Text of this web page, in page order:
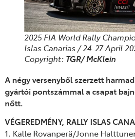
2025 FIA World Rally
Islas Canarias / 24-27 April
Copyright: TGR/ McKlein
A négy versenyből szerzett
gyártói pontszámmal a csapat
nőtt.
VÉGEREDMÉNY, RALLY ISLAS
1. Kalle Rovanperä/Jonne